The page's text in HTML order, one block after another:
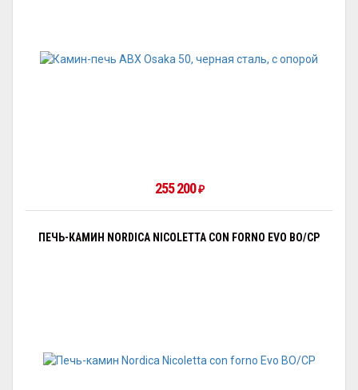
255 200₽
ПЕЧЬ-КАМИН NORDICA NICOLETTA CON FORNO EVO BO/CP